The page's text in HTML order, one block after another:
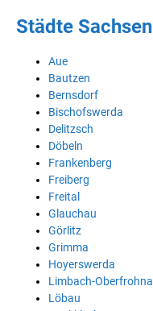
Städte Sachsen
Aue
Bautzen
Bernsdorf
Bischofswerda
Delitzsch
Döbeln
Frankenberg
Freiberg
Freital
Glauchau
Görlitz
Grimma
Hoyerswerda
Limbach-Oberfrohna
Löbau